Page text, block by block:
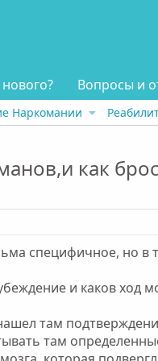
Вопросы и
Наркомании
как
специфичное, но в
и каков ход
там
там